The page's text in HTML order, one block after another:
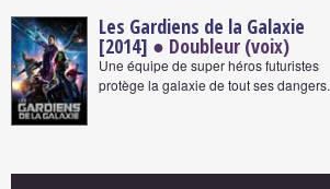
Les Gardiens de la Galaxie
[2014] ● Doubleur (voix)
Une équipe de super héros futuristes
protège la galaxie de tout ses dangers.